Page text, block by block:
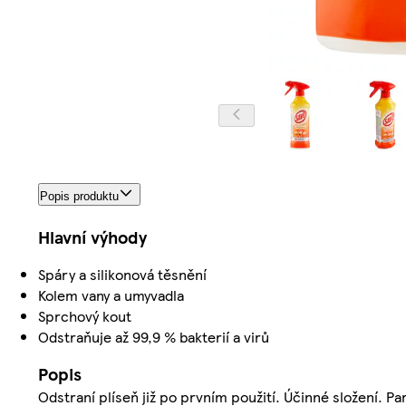
Popis produktu
Hlavní výhody
Spáry a silikonová těsnění
Kolem vany a umyvadla
Sprchový kout
Odstraňuje až 99,9 % bakterií a virů
Popis
Odstraní plíseň již po prvním použití. Účinné složení.